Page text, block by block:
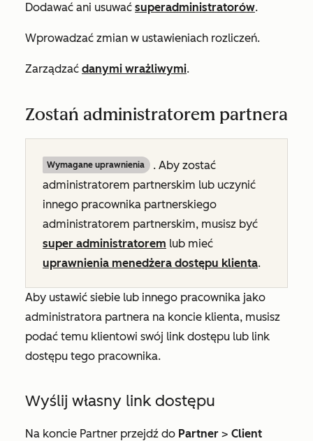
Dodawać ani usuwać superadministratorów.
Wprowadzać zmian w ustawieniach rozliczeń.
Zarządzać danymi wrażliwymi.
Zostań administratorem partnera
Wymagane uprawnienia
. Aby zostać
administratorem partnerskim lub uczynić
innego pracownika partnerskiego
administratorem partnerskim, musisz być
super administratorem lub mieć
uprawnienia menedżera dostępu klienta.
Aby ustawić siebie lub innego pracownika jako
administratora partnera na koncie klienta, musisz
podać temu klientowi swój link dostępu lub link
dostępu tego pracownika.
Wyślij własny link dostępu
Na koncie Partner przejdź do Partner > Client